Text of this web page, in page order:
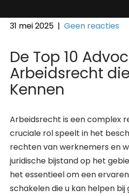
31 mei 2025 | Geen reacties
De Top 10
Arbeidsrecht
Kennen
Arbeidsrecht is een complex
cruciale rol speelt in het
rechten van werknemers en
juridische bijstand op het
het essentieel om een
schakelen die u kan helpen bij